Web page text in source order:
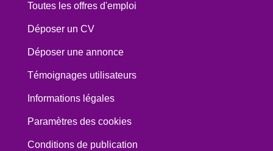
Toutes les offres d'emploi
Déposer un CV
Déposer une annonce
Témoignages utilisateurs
Informations légales
Paramètres des cookies
Conditions de publication